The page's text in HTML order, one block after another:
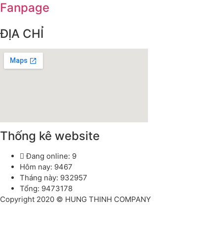
Fanpage
ĐỊA CHỈ
Thống kê website
Đang online: 9
Hôm nay: 9467
Tháng này: 932957
Tổng: 9473178
Copyright 2020 © HUNG THINH COMPANY